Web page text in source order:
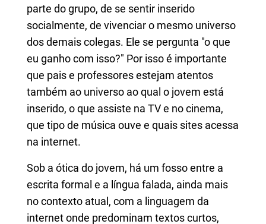
parte do grupo, de se sentir inserido
socialmente, de vivenciar o mesmo universo
dos demais colegas. Ele se pergunta "o que
eu ganho com isso?" Por isso é importante
que pais e professores estejam atentos
também ao universo ao qual o jovem está
inserido, o que assiste na TV e no cinema,
que tipo de música ouve e quais sites acessa
na internet.
Sob a ótica do jovem, há um fosso entre a
escrita formal e a língua falada, ainda mais
no contexto atual, com a linguagem da
internet onde predominam textos curtos,